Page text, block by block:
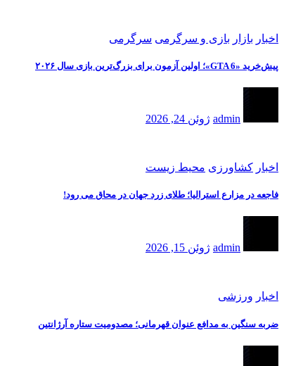
اخبار بازار بازی و سرگرمی سرگرمی
پیش‌خرید «GTA 6»؛ اولین آزمون برای بزرگ‌ترین بازی سال ۲۰۲۶
admin ژوئن 24, 2026
اخبار کشاورزی محیط زیست
فاجعه در مزارع استرالیا؛ طلای زرد جهان در محاق می رود!
admin ژوئن 15, 2026
اخبار ورزشی
ضربه سنگین به مدافع عنوان قهرمانی؛ مصدومیت ستاره آرژانتین